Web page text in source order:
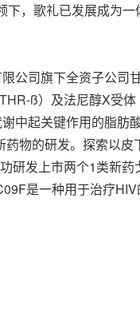
，歌礼已发展成为一
公司旗下全资子公司
ß）及法尼醇X受
中起关键作用的脂肪
物的研发。探索以皮
研发上市两个1类新
是一种用于治疗